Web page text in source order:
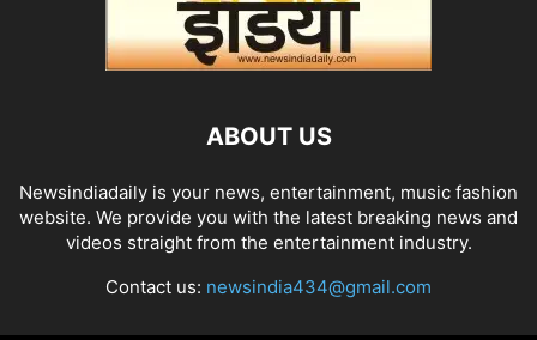
ABOUT US
Newsindiadaily is your news, entertainment, music fashion
website. We provide you with the latest breaking news and
videos straight from the entertainment industry.
Contact us: newsindia434@gmail.com